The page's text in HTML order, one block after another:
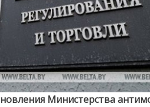
Министерства